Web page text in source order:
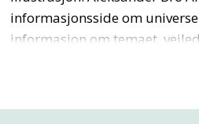
informasjonsside om
informasjon om temaet,